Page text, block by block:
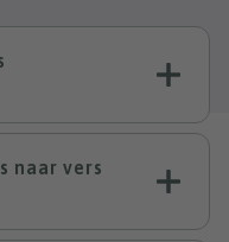
naar vers